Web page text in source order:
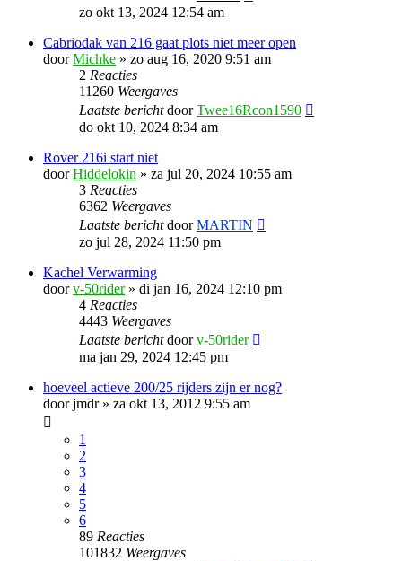
zo okt 13, 2024 12:54 am
Cabriodak van 216 gaat plots niet meer open
doorMichke » zo aug 16, 2020 9:51 am
2 Reacties
11260 Weergaves
Laatste berichtdoorTwee16Rcon1590
do okt 10, 2024 8:34 am
Rover 216i start niet
doorHiddelokin » za jul 20, 2024 10:55 am
3 Reacties
6362 Weergaves
Laatste berichtdoorMARTIN
zo jul 28, 2024 11:50 pm
Kachel Verwarming
doorv-50rider» di jan 16, 2024 12:10 pm
4 Reacties
4443 Weergaves
Laatste berichtdoorv-50rider
ma jan 29, 2024 12:45 pm
hoeveel actieve 200/25 rijders zijn er nog?
doorjmdr» za okt 13, 2012 9:55 am
1
2
3
4
5
6
89 Reacties
101832 Weergaves